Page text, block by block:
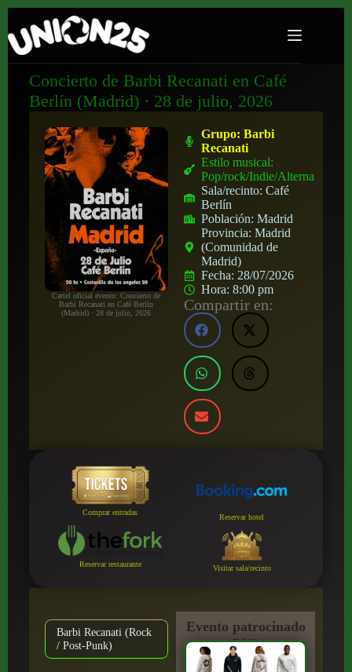
Concierto de Barbi Recanati en Café
Berlín (Madrid) · 28 de julio, 2026
Cartel oficial evento: Concierto de
Barbi Recanati en Café Berlín
(Madrid) · 28 de julio, 2026
Grupo:Barbi
Recanati
Estilo musical:
Pop/rock/Indie/Alternativo
Sala/recinto:Café
Berlín
Población:Madrid
Provincia:Madrid
(Comunidad de
Madrid)
Fecha: 28/07/2026
Hora:8:00 pm
Compartir en:
Comprar entradas
Reservar hotel
Reservar restaurante Visitar sala/recinto
Barbi Recanati (Rock
/ Post-Punk)
Evento patrocinado
por: